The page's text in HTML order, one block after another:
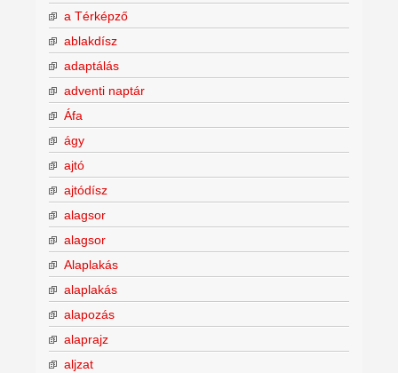
a Térképző
ablakdísz
adaptálás
adventi naptár
Áfa
ágy
ajtó
ajtódísz
alagsor
alagsor
Alaplakás
alaplakás
alapozás
alaprajz
aljzat